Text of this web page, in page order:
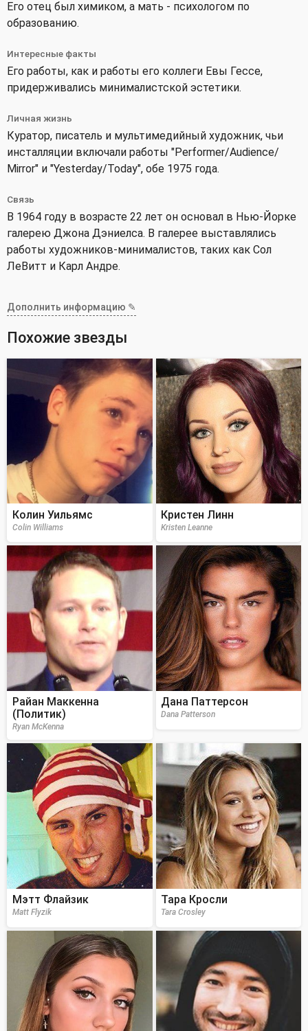
Его отец был химиком, а мать - психологом по
образованию.
Интересные факты
Его работы, как и работы его коллеги Евы Гессе,
придерживались минималистской эстетики.
Личная жизнь
Куратор, писатель и мультимедийный художник, чьи
инсталляции включали работы "Performer/Audience/
Mirror" и "Yesterday/Today", обе 1975 года.
Связь
В 1964 году в возрасте 22 лет он основал в Нью-Йорке
галерею Джона Дэниелса. В галерее выставлялись
работы художников-минималистов, таких как Сол
ЛеВитт и Карл Андре.
Дополнить информацию ✎
Похожие звезды
Колин Уильямс
Colin Williams
Кристен Линн
Kristen Leanne
Райан Маккенна
(Политик)
Ryan McKenna
Дана Паттерсон
Dana Patterson
Мэтт Флайзик
Matt Flyzik
Тара Кросли
Tara Crosley